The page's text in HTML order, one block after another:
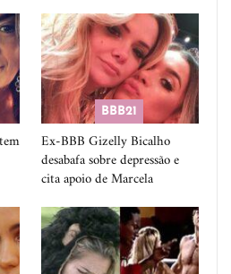
BBB21
Ex-BBB Gizelly Bicalho
desabafa sobre depressão e
cita apoio de Marcela